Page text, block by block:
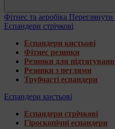
Фітнес та аеробіка Переглянути
Еспандери стрічкові
Еспандери кистьові
Фітнес резинки
Резинки для
Резинки з петлями
Трубчасті еспандери
Еспандери кистьові
Еспандери стрічкові
Гіроскопічні еспандери